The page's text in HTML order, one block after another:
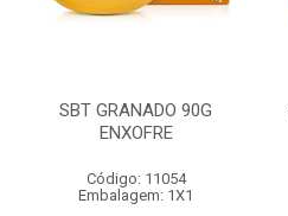
SBT GRANADO 90G
ENXOFRE
Código: 11054
Embalagem: 1X1